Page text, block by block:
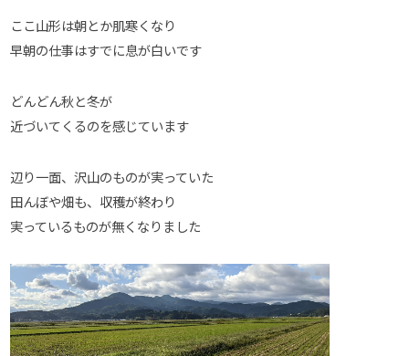
ここ山形は朝とか肌寒くなり
早朝の仕事はすでに息が白いです
どんどん秋と冬が
近づいてくるのを感じています
辺り一面、沢山のものが実っていた
田んぼや畑も、収穫が終わり
実っているものが無くなりました